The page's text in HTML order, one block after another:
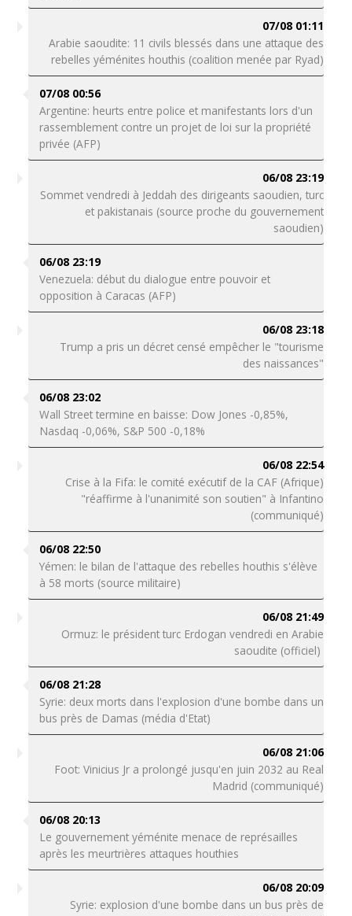
07/08 01:11
Arabie saoudite: 11 civils blessés dans une attaque des
rebelles yéménites houthis (coalition menée par Ryad)
07/08 00:56
Argentine: heurts entre police et manifestants lors d'un
rassemblement contre un projet de loi sur la propriété
privée (AFP)
06/08 23:19
Sommet vendredi à Jeddah des dirigeants saoudien, turc
et pakistanais (source proche du gouvernement
saoudien)
06/08 23:19
Venezuela: début du dialogue entre pouvoir et
opposition à Caracas (AFP)
06/08 23:18
Trump a pris un décret censé empêcher le "tourisme
des naissances"
06/08 23:02
Wall Street termine en baisse: Dow Jones -0,85%,
Nasdaq -0,06%, S&P 500 -0,18%
06/08 22:54
Crise à la Fifa: le comité exécutif de la CAF (Afrique)
"réaffirme à l'unanimité son soutien" à Infantino
(communiqué)
06/08 22:50
Yémen: le bilan de l'attaque des rebelles houthis s'élève
à 58 morts (source militaire)
06/08 21:49
Ormuz: le président turc Erdogan vendredi en Arabie
saoudite (officiel)
06/08 21:28
Syrie: deux morts dans l'explosion d'une bombe dans un
bus près de Damas (média d'Etat)
06/08 21:06
Foot: Vinicius Jr a prolongé jusqu'en juin 2032 au Real
Madrid (communiqué)
06/08 20:13
Le gouvernement yéménite menace de représailles
après les meurtrières attaques houthies
06/08 20:09
Syrie: explosion d'une bombe dans un bus près de